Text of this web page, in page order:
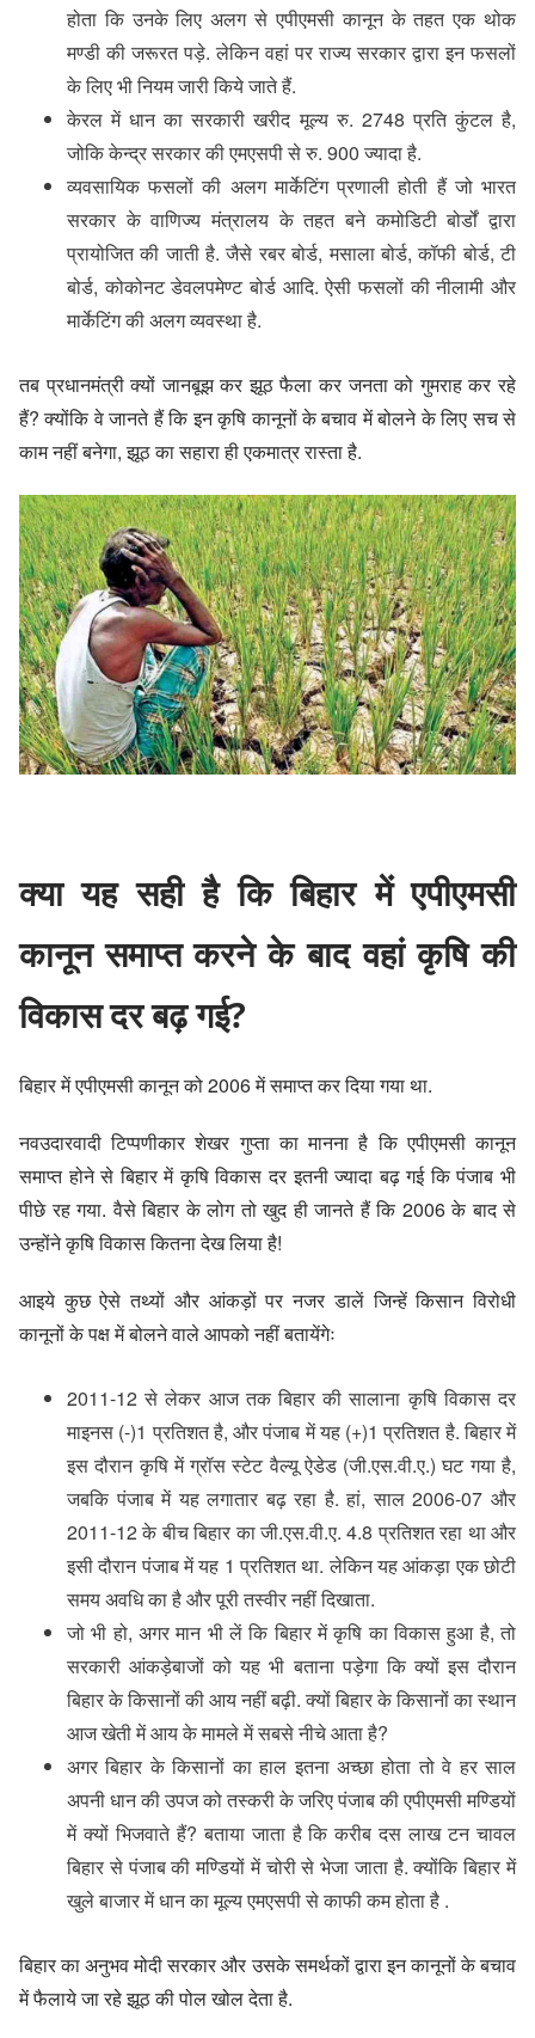
होता कि उनके लिए अलग से एपीएमसी कानून के तहत एक थोक
मण्डी की जरूरत पड़े. लेकिन वहां पर राज्य सरकार द्वारा इन फसलों
के लिए भी नियम जारी किये जाते हैं.
केरल में धान का सरकारी खरीद मूल्य रु. 2748 प्रति कुंटल है,
जोकि केन्द्र सरकार की एमएसपी से रु. 900 ज्यादा है.
व्यवसायिक फसलों की अलग मार्केटिंग प्रणाली होती हैं जो भारत
सरकार के वाणिज्य मंत्रालय के तहत बने कमोडिटी बोर्डों द्वारा
प्रायोजित की जाती है. जैसे रबर बोर्ड, मसाला बोर्ड, कॉफी बोर्ड, टी
बोर्ड, कोकोनट डेवलपमेण्ट बोर्ड आदि. ऐसी फसलों की नीलामी और
मार्केटिंग की अलग व्यवस्था है.
तब प्रधानमंत्री क्यों जानबूझ कर झूठ फैला कर जनता को गुमराह कर रहे
हैं? क्योंकि वे जानते हैं कि इन कृषि कानूनों के बचाव में बोलने के लिए सच से
काम नहीं बनेगा, झूठ का सहारा ही एकमात्र रास्ता है.
क्या यह सही है कि बिहार में एपीएमसी
कानून समाप्त करने के बाद वहां कृषि की
विकास दर बढ़ गई?
बिहार में एपीएमसी कानून को 2006 में समाप्त कर दिया गया था.
नवउदारवादी टिप्पणीकार शेखर गुप्ता का मानना है कि एपीएमसी कानून
समाप्त होने से बिहार में कृषि विकास दर इतनी ज्यादा बढ़ गई कि पंजाब भी
पीछे रह गया. वैसे बिहार के लोग तो खुद ही जानते हैं कि 2006 के बाद से
उन्होंने कृषि विकास कितना देख लिया है!
आइये कुछ ऐसे तथ्यों और आंकड़ों पर नजर डालें जिन्हें किसान विरोधी
कानूनों के पक्ष में बोलने वाले आपको नहीं बतायेंगेः
2011-12 से लेकर आज तक बिहार की सालाना कृषि विकास दर
माइनस (-)1 प्रतिशत है, और पंजाब में यह (+)1 प्रतिशत है. बिहार में
इस दौरान कृषि में ग्रॉस स्टेट वैल्यू ऐडेड (जी.एस.वी.ए.) घट गया है,
जबकि पंजाब में यह लगातार बढ़ रहा है. हां, साल 2006-07 और
2011-12 के बीच बिहार का जी.एस.वी.ए. 4.8 प्रतिशत रहा था और
इसी दौरान पंजाब में यह 1 प्रतिशत था. लेकिन यह आंकड़ा एक छोटी
समय अवधि का है और पूरी तस्वीर नहीं दिखाता.
जो भी हो, अगर मान भी लें कि बिहार में कृषि का विकास हुआ है, तो
सरकारी आंकड़ेबाजों को यह भी बताना पड़ेगा कि क्यों इस दौरान
बिहार के किसानों की आय नहीं बढ़ी. क्यों बिहार के किसानों का स्थान
आज खेती में आय के मामले में सबसे नीचे आता है?
अगर बिहार के किसानों का हाल इतना अच्छा होता तो वे हर साल
अपनी धान की उपज को तस्करी के जरिए पंजाब की एपीएमसी मण्डियों
में क्यों भिजवाते हैं? बताया जाता है कि करीब दस लाख टन चावल
बिहार से पंजाब की मण्डियों मेंचोरी से भेजा जाता है. क्योंकि बिहार में
खुले बाजार में धान का मूल्य एमएसपी से काफी कम होता है .
बिहार का अनुभव मोदी सरकार और उसके समर्थकों द्वारा इन कानूनों के बचाव
में फैलाये जा रहे झूठ की पोल खोल देता है.